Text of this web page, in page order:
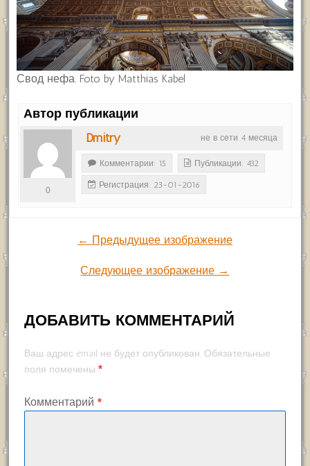
Свод нефа. Foto by Matthias Kabel
Автор публикации
не в сети 4 месяца
Dmitry
0
Комментарии: 15 Публикации: 432
Регистрация: 23-01-2016
← Предыдущее изображение
Следующее изображение →
ДОБАВИТЬ КОММЕНТАРИЙ
Ваш адрес email не будет опубликован. Обязательные
поля помечены *
Комментарий *